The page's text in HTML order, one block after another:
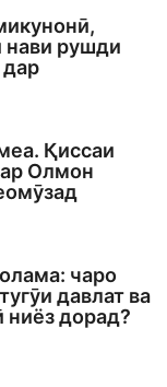
нави рушди
Қиссаи
Олмон
чаро
давлат ва
дорад?